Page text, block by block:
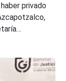
privado